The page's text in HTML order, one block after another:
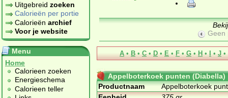
Uitgebreid zoeken
Calorieën per portie
Calorieën archief
Voor je website
Menu
Home
Calorieen zoeken
Energieschema
Calorieen teller
Geen
A • B • C • D • E • F • G • H • I • J •
Appelboterkoek punten (Diabella)
Productnaam
Appelboterkoek